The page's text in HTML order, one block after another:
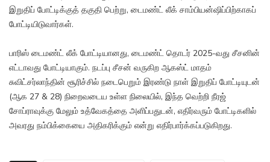
இறுதிப் போட்டிக்குத் தகுதி பெற்று, டைமண்ட் லீக் சாம்பியன்ஷிப்பிற்காகப்
போட்டியிடுவார்கள்.
பாரிஸ் டைமண்ட் லீக் போட்டியானது, டைமண்ட் தொடர் 2025-வது சீசனின்
எட்டாவது போட்டியாகும். நடப்பு சீசன் வருகிற ஆகஸ்ட் மாதம்
சுவிட்சர்லாந்தின் சூரிச்சில் நடைபெறும் இரண்டு நாள் இறுதிப் போட்டியுடன்
(ஆக 27 & 28) நிறைவடைய உள்ள நிலையில், இந்த வெற்றி நீரஜ்
சோப்ராவுக்கு மேலும் உத்வேகத்தை அளிப்பதுடன், எதிர்வரும் போட்டிகளில்
அவரது நம்பிக்கையை அதிகரிக்கும் என்று எதிர்பார்க்கப்படுகிறது.